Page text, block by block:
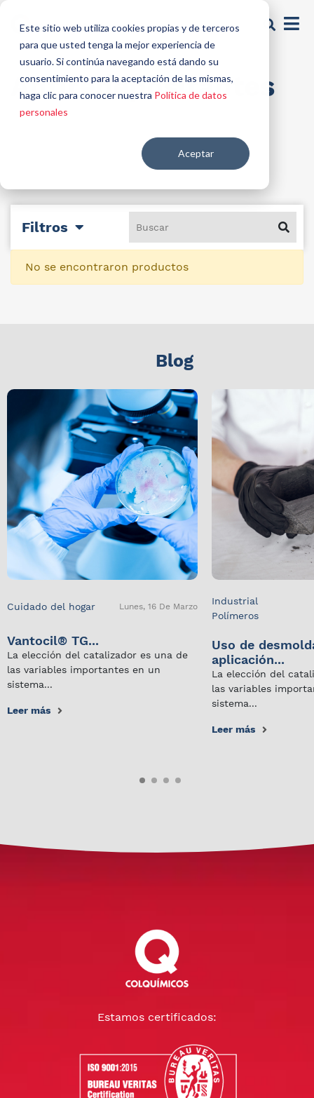
Este sitio web utiliza cookies propias y de terceros
para que usted tenga la mejor experiencia de
usuario. Si continúa navegando está dando su
consentimiento para la aceptación de las mismas,
haga clic para conocer nuestra Política de datos
personales
Aceptar
Antiredepositantes
Filtros
No se encontraron productos
Blog
Cuidado del hogar Lunes, 16 De Marzo
Vantocil® TG...
La elección del catalizador es una de
las variables importantes en un
sistema...
Leer más
Industrial
Polímeros
Uso de
aplicación...
La elección del
las variables
sistema...
Leer más
Estamos certificados: